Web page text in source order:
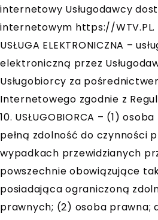
internetowy Usługodawcy
internetowym https://WTV.PL.
USŁUGA ELEKTRONICZNA –
elektroniczną przez
Usługobiorcy za
Internetowego zgodnie z
10. USŁUGOBIORCA – (1)
pełną zdolność do czynności
wypadkach przewidzianych
powszechnie obowiązujące
posiadająca ograniczoną
prawnych; (2) osoba prawna;